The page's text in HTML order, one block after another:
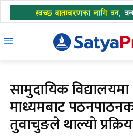
सामुदायिक
माध्यमबाट
तुवाचुङले थाल्यो